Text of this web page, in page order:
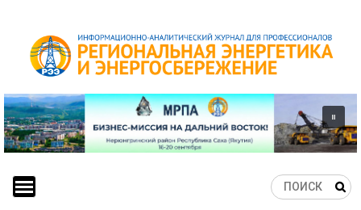
content